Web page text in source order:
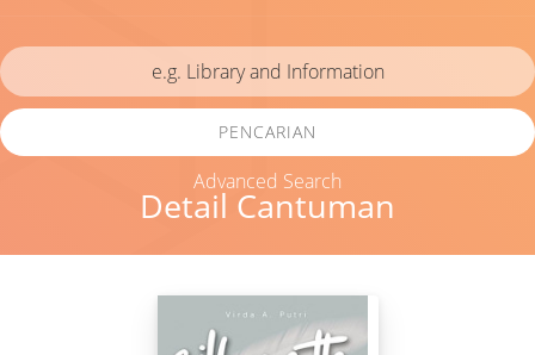
Detail Cantuman
PENCARIAN
Advanced Search